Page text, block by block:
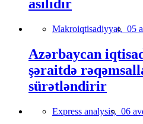
asılıdır
Makroiqtisadiyyat, 05
Azərbaycan
şəraitdə
sürətləndirir
Express analysis, 06